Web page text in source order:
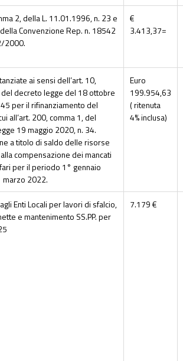
2, della L. 11.01.1996, n. 23 e
Convenzione Rep. n. 18542
2000.
€
3.413,37=
ai sensi dell’art. 10,
del decreto legge del 18 ottobre
per il rifinanziamento del
all’art. 200, comma 1, del
19 maggio 2020, n. 34.
a titolo di saldo delle risorse
compensazione dei mancati
per il periodo 1° gennaio
2022.
Euro
199.954,63
( ritenuta
4% inclusa)
Enti Locali per lavori di sfalcio,
e mantenimento SS.PP. per
7.179 €